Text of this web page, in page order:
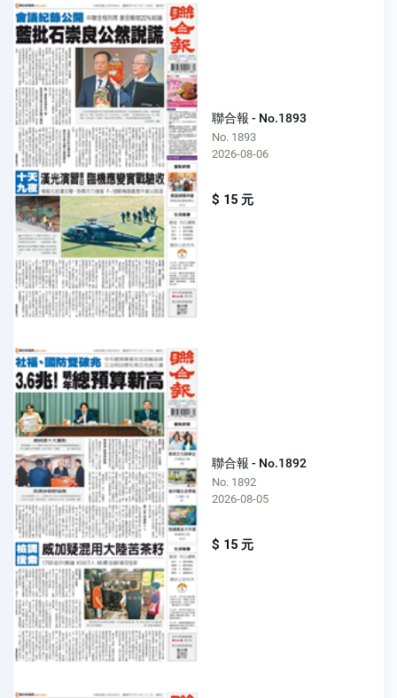
聯合報 - No.1893
No. 1893
2026-08-06
$ 15 元
聯合報 - No.1892
No. 1892
2026-08-05
$ 15 元